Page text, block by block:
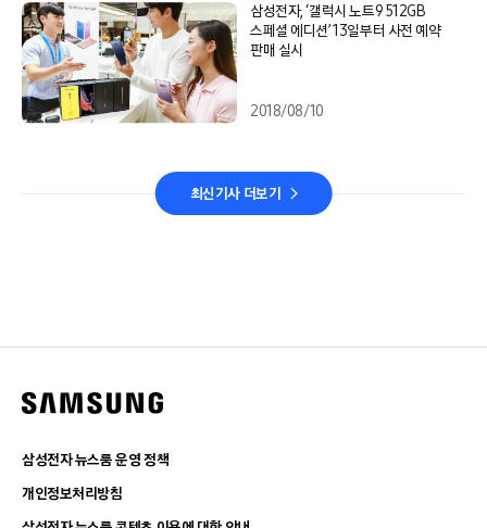
삼성전자, ‘갤럭시 노트9 512GB
스페셜 에디션’ 13일부터 사전 예약
판매 실시
2018/08/10
최신기사 더보기
삼성전자 뉴스룸 운영 정책
개인정보처리방침